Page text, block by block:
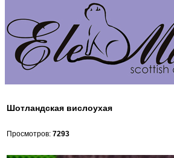
Шотландская вислоухая
Просмотров: 7293